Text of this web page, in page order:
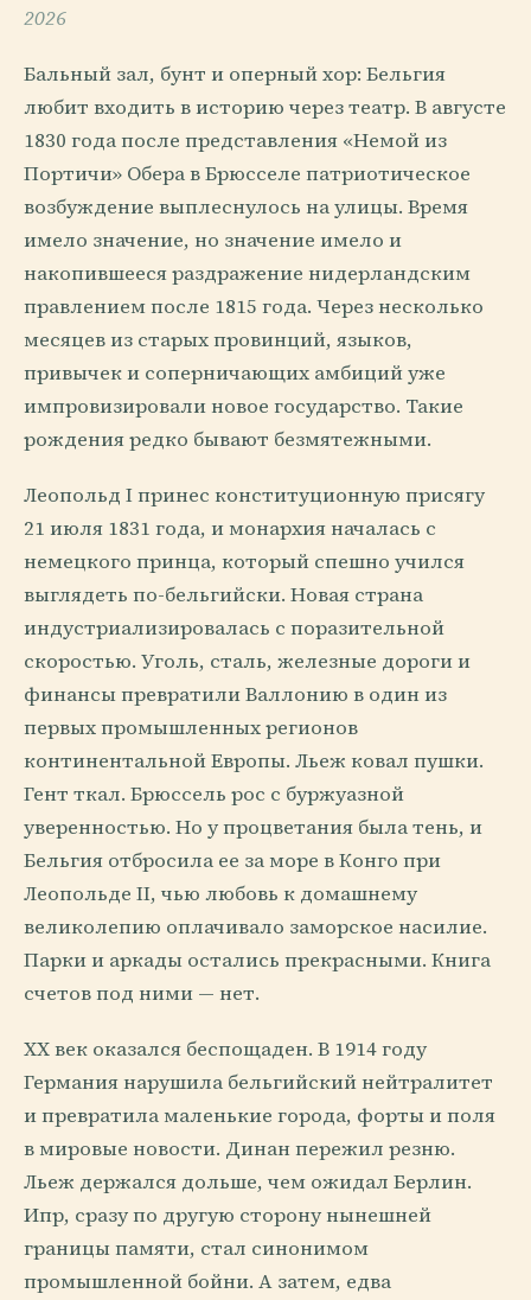
2026
Бальный зал, бунт и оперный хор: Бельгия
любит входить в историю через театр. В августе
1830 года после представления «Немой из
Портичи» Обера в Брюсселе патриотическое
возбуждение выплеснулось на улицы. Время
имело значение, но значение имело и
накопившееся раздражение нидерландским
правлением после 1815 года. Через несколько
месяцев из старых провинций, языков,
привычек и соперничающих амбиций уже
импровизировали новое государство. Такие
рождения редко бывают безмятежными.
Леопольд I принес конституционную присягу
21 июля 1831 года, и монархия началась с
немецкого принца, который спешно учился
выглядеть по-бельгийски. Новая страна
индустриализировалась с поразительной
скоростью. Уголь, сталь, железные дороги и
финансы превратили Валлонию в один из
первых промышленных регионов
континентальной Европы. Льеж ковал пушки.
Гент ткал. Брюссель рос с буржуазной
уверенностью. Но у процветания была тень, и
Бельгия отбросила ее за море в Конго при
Леопольде II, чью любовь к домашнему
великолепию оплачивало заморское насилие.
Парки и аркады остались прекрасными. Книга
счетов под ними — нет.
XX век оказался беспощаден. В 1914 году
Германия нарушила бельгийский нейтралитет
и превратила маленькие города, форты и поля
в мировые новости. Динан пережил резню.
Льеж держался дольше, чем ожидал Берлин.
Ипр, сразу по другую сторону нынешней
границы памяти, стал синонимом
промышленной бойни. А затем, едва